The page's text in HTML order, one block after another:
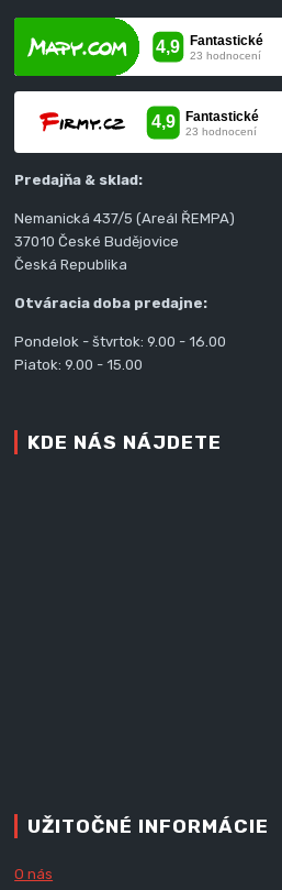
Predajňa & sklad:
Nemanická 437/5 (Areál ŘEMPA)
37010 České Budějovice
Česká Republika
Otváracia doba predajne:
Pondelok - štvrtok: 9.00 - 16.00
Piatok: 9.00 - 15.00
KDE NÁS NÁJDETE
UŽITOČNÉ INFORMÁCIE
O nás